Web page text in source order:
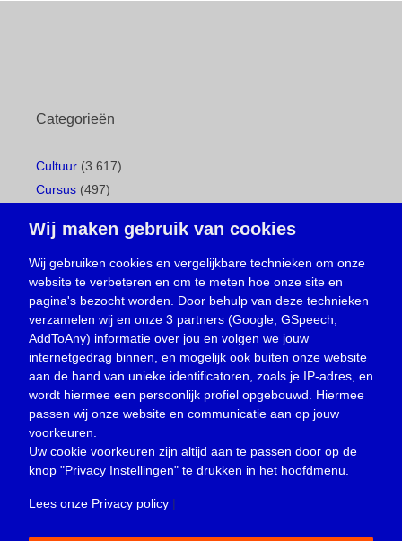
Categorieën
Cultuur (3.617)
Cursus (497)
Gemeentepagina(104)
Ingezonden brief(537)
Media(156)
Nieuws (23.329)
Oproep(734)
Overlijden(39)
Podcast(18)
prijsvraag (5)
Religie (1.438)
Service(226)
Wij maken gebruik van cookies
Wij gebruiken cookies en vergelijkbare technieken om onze
website te verbeteren en om te meten hoe onze site en
pagina's bezocht worden. Door behulp van deze technieken
verzamelen wij en onze 3 partners (Google, GSpeech,
AddToAny) informatie over jou en volgen we jouw
internetgedrag binnen, en mogelijk ook buiten onze website
aan de hand van unieke identificatoren, zoals je IP-adres, en
wordt hiermee een persoonlijk profiel opgebouwd. Hiermee
passen wij onze website en communicatie aan op jouw
voorkeuren.
Uw cookie voorkeuren zijn altijd aan te passen door op de
knop "Privacy Instellingen" te drukken in het hoofdmenu.
Lees onze Privacy policy |